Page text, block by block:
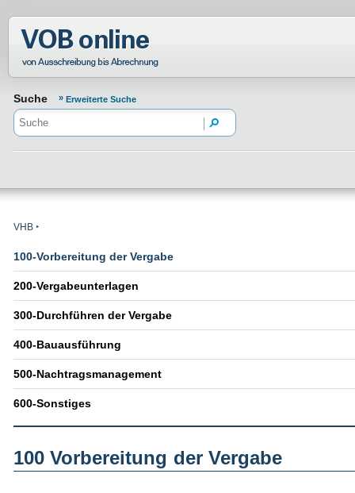
Normenportal Barrierefreiheit
Suche Erweiterte Suche
VHB
100-Vorbereitung der Vergabe
200-Vergabeunterlagen
300-Durchführen der Vergabe
400-Bauausführung
500-Nachtragsmanagement
600-Sonstiges
100 Vorbereitung der Vergabe